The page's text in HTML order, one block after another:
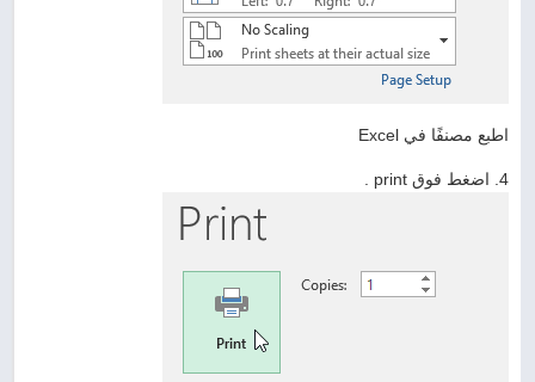
اطبع مصنفًا في Excel
4. اضغط فوق print .